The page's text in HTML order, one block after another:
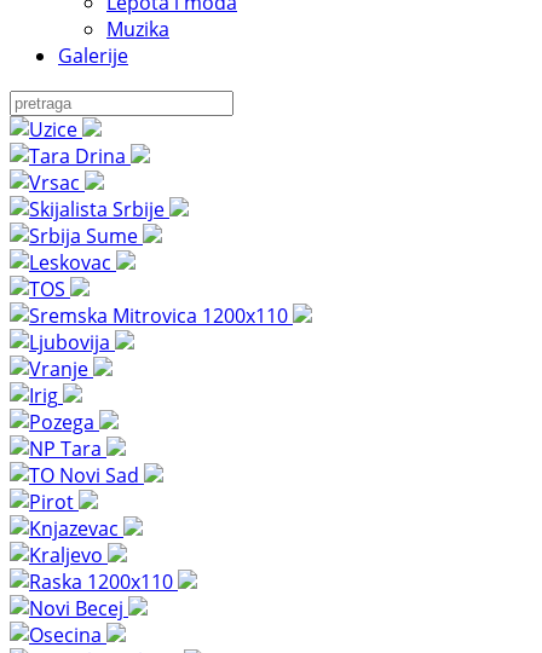
Muzika
Galerije